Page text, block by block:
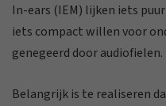
In-ears (IEM) lijken iets
iets compact willen voor
genegeerd door
Belangrijk is te realiseren